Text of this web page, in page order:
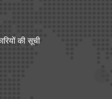
की सूची